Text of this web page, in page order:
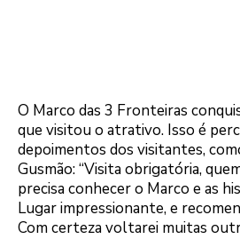
O Marco das 3 Fronteiras
que visitou o atrativo. Isso é
depoimentos dos visitantes,
Gusmão: “Visita obrigatória,
precisa conhecer o Marco e as
Lugar impressionante, e
Com certeza voltarei muitas